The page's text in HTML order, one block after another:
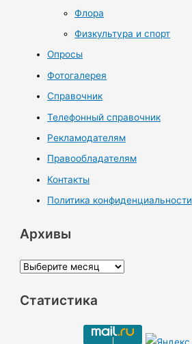
Флора
Физкультура и спорт
Опросы
Фотогалерея
Справочник
Телефонный справочник
Рекламодателям
Правообладателям
Контакты
Политика конфиденциальности
Архивы
А
х
Статистика